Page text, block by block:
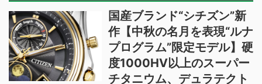
国産ブランド“シチズン”新
作【中秋の名月を表現“ルナ
プログラム”限定モデル】硬
度1000HV以上のスーパー
チタニウム、デュラテクト